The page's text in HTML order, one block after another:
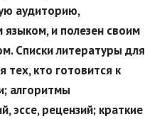
аудиторию,
и полезен своим
Списки литературы для
тех, кто готовится к
алгоритмы
эссе, рецензий; краткие